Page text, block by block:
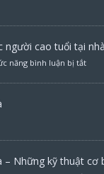
người cao tuổi tại
năng bình luận bị tắt
– Những kỹ thuật cơ